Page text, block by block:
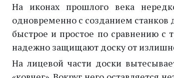
На иконах прошлого века
одновременно с созданием станков
быстрое и простое по сравнению
надежно защищают доску от
На лицевой части доски